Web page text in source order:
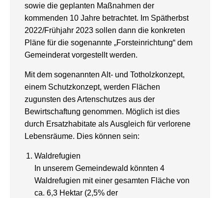
sowie die geplanten Maßnahmen der
kommenden 10 Jahre betrachtet. Im Spätherbst
2022/Frühjahr 2023 sollen dann die konkreten
Pläne für die sogenannte „Forsteinrichtung“ dem
Gemeinderat vorgestellt werden.
Mit dem sogenannten Alt- und Totholzkonzept,
einem Schutzkonzept, werden Flächen
zugunsten des Artenschutzes aus der
Bewirtschaftung genommen. Möglich ist dies
durch Ersatzhabitate als Ausgleich für verlorene
Lebensräume. Dies können sein:
Waldrefugien
In unserem Gemeindewald könnten 4
Waldrefugien mit einer gesamten Fläche von
ca. 6,3 Hektar (2,5% der